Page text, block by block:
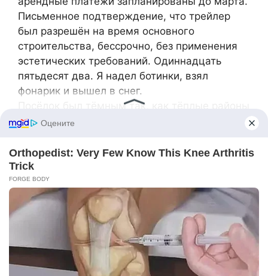
Письменное подтверждение, что трейлер
был разрешён на время основного
строительства, бессрочно, без применения
эстетических требований. Одиннадцать
пятьдесят два. Я надел ботинки, взял
фонарик и вышел в снег.
Посёлок был тёмным так, как тёплые районы
быть не привыкли. Ни парового выхлопа из
низкого машинного гула под зимней
тишиной. Только ветер, гуляющий по
крышам, и особая тишина сорока семи
домов, которые ждут. Снег снова засыпал
люк, словно земля пыталась сделать его
обыкновенным. Я смёл снег, приподнял
крышку. Клапан лежал там, холодный и
терпеливый, ровно на том же месте, где был
последние шестьдесят лет.